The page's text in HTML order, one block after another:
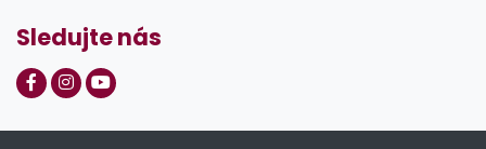
Sledujte nás